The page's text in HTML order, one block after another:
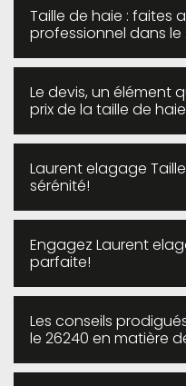
Taille de haie : faites
professionnel dans le
Le devis, un élément
prix de la taille de haie
Laurent elagage
sérénité!
Engagez Laurent
parfaite!
Les conseils
le 26240 en matière